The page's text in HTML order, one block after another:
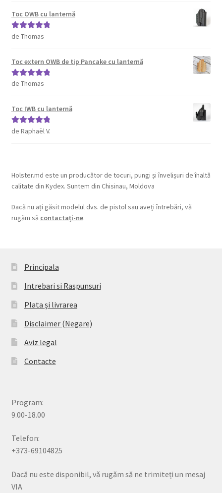
Toc OWB cu lanternă
Evaluat la5
de Thomas
Toc extern OWB de tip Pancake cu lanternă
Evaluat la5
de Thomas
Toc IWB cu lanternă
Evaluat la5
de Raphaël V.
Holster.md este un producător de tocuri, pungi și învelișuri de înaltă
calitate din Kydex. Suntem din Chisinau, Moldova
Dacă nu ați găsit modelul dvs. de pistol sau aveți întrebări, vă
rugăm să contactați-ne.
Principala
Intrebari si Raspunsuri
Plata și livrarea
Disclaimer (Negare)
Aviz legal
Contacte
Program:
9.00-18.00
Telefon:
+373-69104825
Dacă nu este disponibil, vă rugăm să ne trimiteți un mesaj
VIA